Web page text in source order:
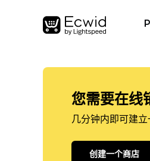
您需要在线
几分钟内即可建
创建一个商店